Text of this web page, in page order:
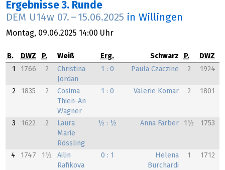
Ergebnisse 3. Runde
DEM U14w 07. – 15.06.2025 in Willingen
Montag, 09.06.2025 14:00 Uhr
B. DWZ P. Weiß Erg. Schwarz P.
DWZ
1
1766 2
Christina
Jordan
1 : 0 Paula Czäczine 2 1924
2 1835 2
Cosima
Thien-An
Wagner
1 : 0 Valerie Komar 2 1801
3 1622 2
Laura
Marie
Rössling
½ : ½ Anna Färber 1½ 1753
4 1747 1½
Ailin
Rafikova
0 : 1
Helena
Burchardi
1 1712